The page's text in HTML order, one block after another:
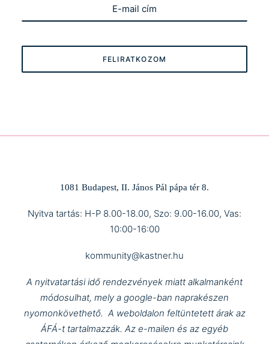
1081 Budapest, II. János Pál pápa tér 8.
Nyitva tartás: H-P 8.00-18.00, Szo: 9.00-16.00, Vas:
10:00-16:00
kommunity@kastner.hu
A nyitvatartási idő rendezvények miatt alkalmanként
módosulhat, mely a google-ban naprakészen
nyomonkövethető. A weboldalon feltüntetett árak az
ÁFÁ-t tartalmazzák. Az e-mailen és az egyéb